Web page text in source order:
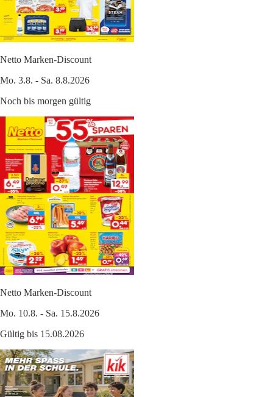
Netto Marken-Discount
Mo. 3.8. - Sa. 8.8.2026
Noch bis morgen gültig
Netto Marken-Discount
Mo. 10.8. - Sa. 15.8.2026
Gültig bis 15.08.2026